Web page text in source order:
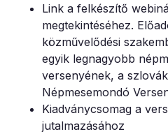
Link a felkészítő
megtekintéséhez.
közművelődési
egyik legnagyobb
versenyének, a
Népmesemondó
Kiadványcsomag a
jutalmazásához